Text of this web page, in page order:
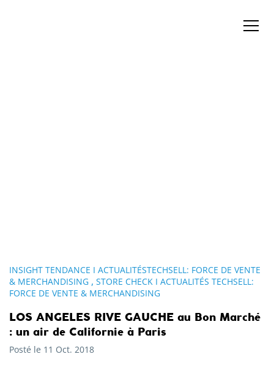
INSIGHT TENDANCE I ACTUALITÉSTECHSELL: FORCE DE VENTE
& MERCHANDISING , STORE CHECK I ACTUALITÉS TECHSELL:
FORCE DE VENTE & MERCHANDISING
LOS ANGELES RIVE GAUCHE au Bon Marché
: un air de Californie à Paris
Posté le 11 Oct. 2018